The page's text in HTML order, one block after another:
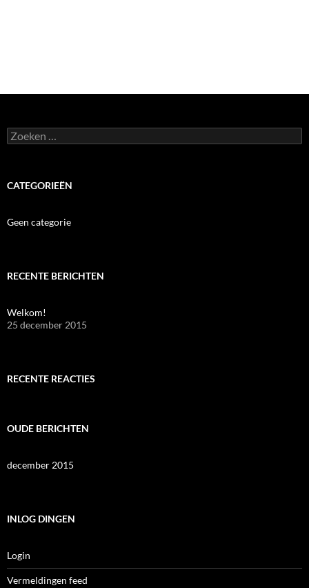
Zoeken
naar:
CATEGORIEËN
Geen categorie
RECENTE BERICHTEN
Welkom!
25 december 2015
RECENTE REACTIES
OUDE BERICHTEN
december 2015
INLOG DINGEN
Login
Vermeldingen feed